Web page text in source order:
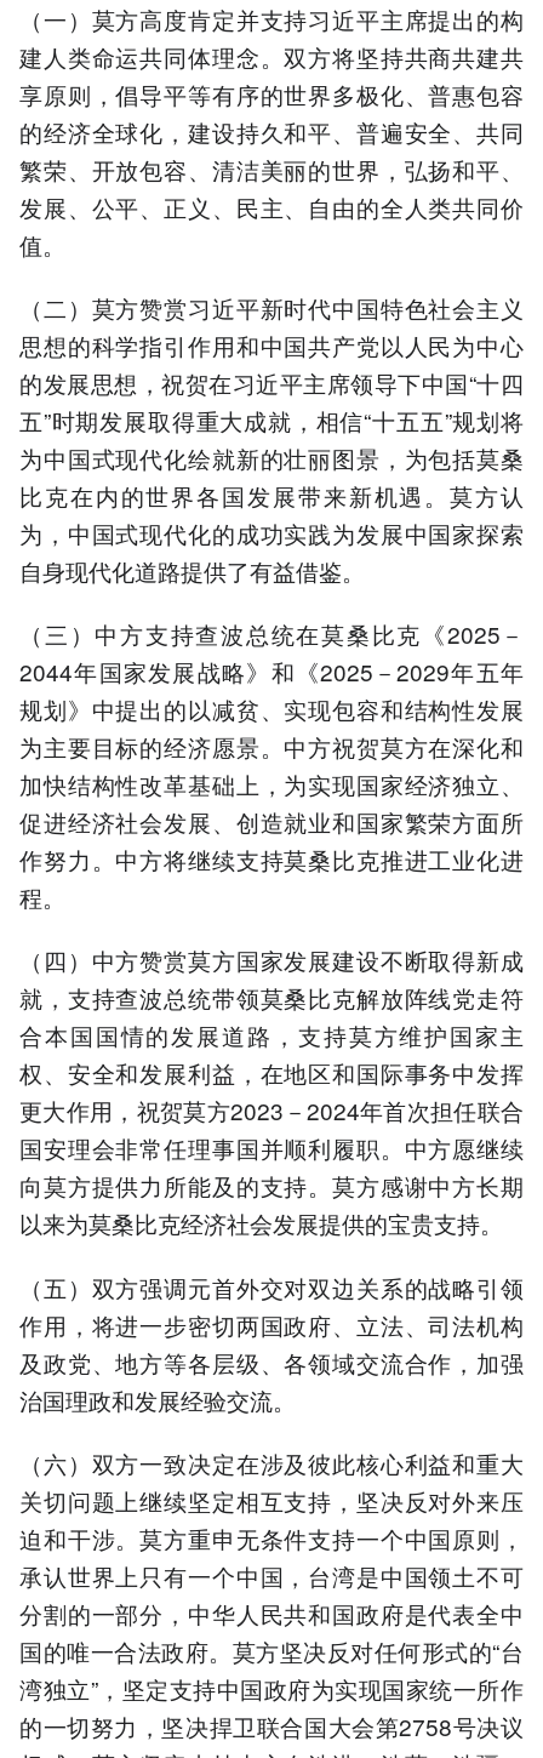
（一）莫方高度肯定并支持习近平主席提出的构
建人类命运共同体理念。双方将坚持共商共建共
享原则，倡导平等有序的世界多极化、普惠包容
的经济全球化，建设持久和平、普遍安全、共同
繁荣、开放包容、清洁美丽的世界，弘扬和平、
发展、公平、正义、民主、自由的全人类共同价
值。
（二）莫方赞赏习近平新时代中国特色社会主义
思想的科学指引作用和中国共产党以人民为中心
的发展思想，祝贺在习近平主席领导下中国“十四
五”时期发展取得重大成就，相信“十五五”规划将
为中国式现代化绘就新的壮丽图景，为包括莫桑
比克在内的世界各国发展带来新机遇。莫方认
为，中国式现代化的成功实践为发展中国家探索
自身现代化道路提供了有益借鉴。
（三）中方支持查波总统在莫桑比克《2025－
2044年国家发展战略》和《2025－2029年五年
规划》中提出的以减贫、实现包容和结构性发展
为主要目标的经济愿景。中方祝贺莫方在深化和
加快结构性改革基础上，为实现国家经济独立、
促进经济社会发展、创造就业和国家繁荣方面所
作努力。中方将继续支持莫桑比克推进工业化进
程。
（四）中方赞赏莫方国家发展建设不断取得新成
就，支持查波总统带领莫桑比克解放阵线党走符
合本国国情的发展道路，支持莫方维护国家主
权、安全和发展利益，在地区和国际事务中发挥
更大作用，祝贺莫方2023－2024年首次担任联合
国安理会非常任理事国并顺利履职。中方愿继续
向莫方提供力所能及的支持。莫方感谢中方长期
以来为莫桑比克经济社会发展提供的宝贵支持。
（五）双方强调元首外交对双边关系的战略引领
作用，将进一步密切两国政府、立法、司法机构
及政党、地方等各层级、各领域交流合作，加强
治国理政和发展经验交流。
（六）双方一致决定在涉及彼此核心利益和重大
关切问题上继续坚定相互支持，坚决反对外来压
迫和干涉。莫方重申无条件支持一个中国原则，
承认世界上只有一个中国，台湾是中国领土不可
分割的一部分，中华人民共和国政府是代表全中
国的唯一合法政府。莫方坚决反对任何形式的“台
湾独立”，坚定支持中国政府为实现国家统一所作
的一切努力，坚决捍卫联合国大会第2758号决议